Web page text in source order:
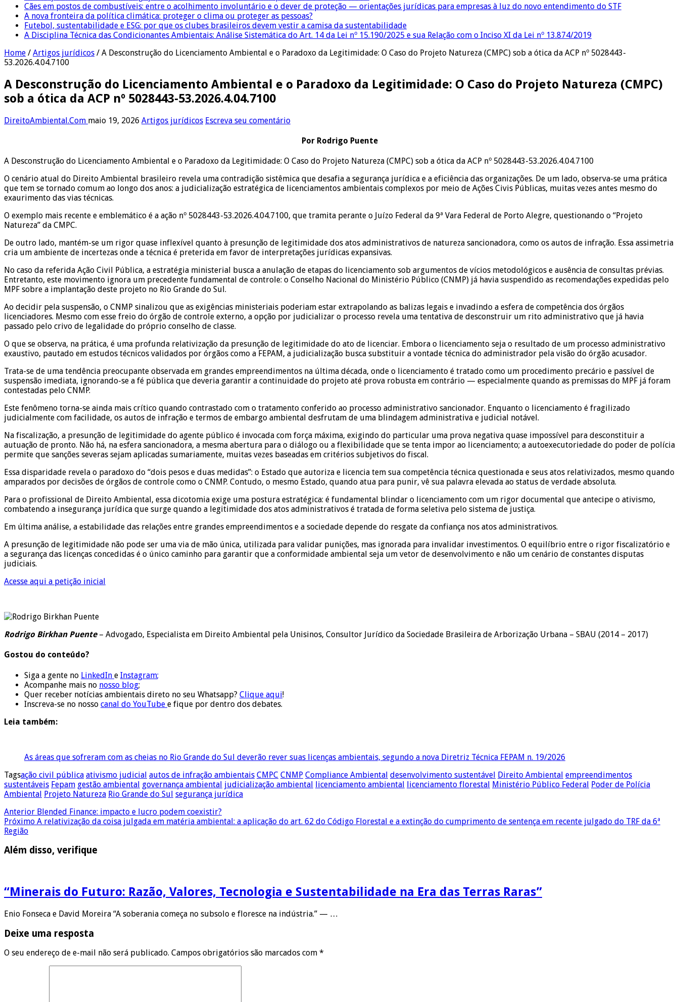
Cães em postos de combustíveis: entre o acolhimento involuntário e o dever de proteção — orientações jurídicas para empresas à luz do novo entendimento do STF
A nova fronteira da política climática: proteger o clima ou proteger as pessoas?
Futebol, sustentabilidade e ESG: por que os clubes brasileiros devem vestir a camisa da sustentabilidade
A Disciplina Técnica das Condicionantes Ambientais: Análise Sistemática do Art. 14 da Lei nº 15.190/2025 e sua Relação com o Inciso XI da Lei nº 13.874/2019
Home / Artigos jurídicos / A Desconstrução do Licenciamento Ambiental e o Paradoxo da Legitimidade: O Caso do Projeto Natureza (CMPC) sob a ótica da ACP nº 5028443-
53.2026.4.04.7100
A Desconstrução do Licenciamento Ambiental e o Paradoxo da Legitimidade: O Caso do Projeto Natureza (CMPC)
sob a ótica da ACP nº 5028443-53.2026.4.04.7100
DireitoAmbiental.Com maio 19, 2026 Artigos jurídicos Escreva seu comentário
Por Rodrigo Puente
A Desconstrução do Licenciamento Ambiental e o Paradoxo da Legitimidade: O Caso do Projeto Natureza (CMPC) sob a ótica da ACP nº 5028443-53.2026.4.04.7100
O cenário atual do Direito Ambiental brasileiro revela uma contradição sistêmica que desafia a segurança jurídica e a eficiência das organizações. De um lado, observa-se uma prática
que tem se tornado comum ao longo dos anos: a judicialização estratégica de licenciamentos ambientais complexos por meio de Ações Civis Públicas, muitas vezes antes mesmo do
exaurimento das vias técnicas.
O exemplo mais recente e emblemático é a ação nº 5028443-53.2026.4.04.7100, que tramita perante o Juízo Federal da 9ª Vara Federal de Porto Alegre, questionando o “Projeto
Natureza” da CMPC.
De outro lado, mantém-se um rigor quase inflexível quanto à presunção de legitimidade dos atos administrativos de natureza sancionadora, como os autos de infração. Essa assimetria
cria um ambiente de incertezas onde a técnica é preterida em favor de interpretações jurídicas expansivas.
No caso da referida Ação Civil Pública, a estratégia ministerial busca a anulação de etapas do licenciamento sob argumentos de vícios metodológicos e ausência de consultas prévias.
Entretanto, este movimento ignora um precedente fundamental de controle: o Conselho Nacional do Ministério Público (CNMP) já havia suspendido as recomendações expedidas pelo
MPF sobre a implantação deste projeto no Rio Grande do Sul.
Ao decidir pela suspensão, o CNMP sinalizou que as exigências ministeriais poderiam estar extrapolando as balizas legais e invadindo a esfera de competência dos órgãos
licenciadores. Mesmo com esse freio do órgão de controle externo, a opção por judicializar o processo revela uma tentativa de desconstruir um rito administrativo que já havia
passado pelo crivo de legalidade do próprio conselho de classe.
O que se observa, na prática, é uma profunda relativização da presunção de legitimidade do ato de licenciar. Embora o licenciamento seja o resultado de um processo administrativo
exaustivo, pautado em estudos técnicos validados por órgãos como a FEPAM, a judicialização busca substituir a vontade técnica do administrador pela visão do órgão acusador.
Trata-se de uma tendência preocupante observada em grandes empreendimentos na última década, onde o licenciamento é tratado como um procedimento precário e passível de
suspensão imediata, ignorando-se a fé pública que deveria garantir a continuidade do projeto até prova robusta em contrário — especialmente quando as premissas do MPF já foram
contestadas pelo CNMP.
Este fenômeno torna-se ainda mais crítico quando contrastado com o tratamento conferido ao processo administrativo sancionador. Enquanto o licenciamento é fragilizado
judicialmente com facilidade, os autos de infração e termos de embargo ambiental desfrutam de uma blindagem administrativa e judicial notável.
Na fiscalização, a presunção de legitimidade do agente público é invocada com força máxima, exigindo do particular uma prova negativa quase impossível para desconstituir a
autuação de pronto. Não há, na esfera sancionadora, a mesma abertura para o diálogo ou a flexibilidade que se tenta impor ao licenciamento; a autoexecutoriedade do poder de polícia
permite que sanções severas sejam aplicadas sumariamente, muitas vezes baseadas em critérios subjetivos do fiscal.
Essa disparidade revela o paradoxo do “dois pesos e duas medidas”: o Estado que autoriza e licencia tem sua competência técnica questionada e seus atos relativizados, mesmo quando
amparados por decisões de órgãos de controle como o CNMP. Contudo, o mesmo Estado, quando atua para punir, vê sua palavra elevada ao status de verdade absoluta.
Para o profissional de Direito Ambiental, essa dicotomia exige uma postura estratégica: é fundamental blindar o licenciamento com um rigor documental que antecipe o ativismo,
combatendo a insegurança jurídica que surge quando a legitimidade dos atos administrativos é tratada de forma seletiva pelo sistema de justiça.
Em última análise, a estabilidade das relações entre grandes empreendimentos e a sociedade depende do resgate da confiança nos atos administrativos.
A presunção de legitimidade não pode ser uma via de mão única, utilizada para validar punições, mas ignorada para invalidar investimentos. O equilíbrio entre o rigor fiscalizatório e
a segurança das licenças concedidas é o único caminho para garantir que a conformidade ambiental seja um vetor de desenvolvimento e não um cenário de constantes disputas
judiciais.
Acesse aqui a petição inicial
Rodrigo Birkhan Puente– Advogado, Especialista em Direito Ambiental pela Unisinos, Consultor Jurídico da Sociedade Brasileira de Arborização Urbana – SBAU (2014 – 2017)
Gostou do conteúdo?
Siga a gente no LinkedIn e Instagram;
Acompanhe mais no nosso blog;
Quer receber notícias ambientais direto no seu Whatsapp? Clique aqui!
Inscreva-se no nosso canal do YouTube e fique por dentro dos debates.
Leia também:
As áreas que sofreram com as cheias no Rio Grande do Sul deverão rever suas licenças ambientais, segundo a nova Diretriz Técnica FEPAM n. 19/2026
Tagsação civil pública ativismo judicial autos de infração ambientais CMPC CNMP Compliance Ambiental desenvolvimento sustentável Direito Ambiental empreendimentos
sustentáveis Fepam gestão ambiental governança ambiental judicialização ambiental licenciamento ambiental licenciamento florestal Ministério Público Federal Poder de Polícia
Ambiental Projeto Natureza Rio Grande do Sul segurança jurídica
Anterior Blended Finance: impacto e lucro podem coexistir?
Próximo A relativização da coisa julgada em matéria ambiental: a aplicação do art. 62 do Código Florestal e a extinção do cumprimento de sentença em recente julgado do TRF da 6ª
Região
Além disso, verifique
“Minerais do Futuro: Razão, Valores, Tecnologia e Sustentabilidade na Era das Terras Raras”
Enio Fonseca e David Moreira “A soberania começa no subsolo e floresce na indústria.” — …
Deixe uma resposta
O seu endereço de e-mail não será publicado. Campos obrigatórios são marcados com *